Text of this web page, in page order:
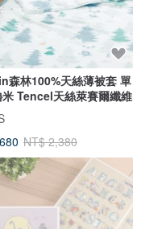
森林100%天絲薄被套 單
米 Tencel天絲萊賽爾纖維
NT$ 2,380